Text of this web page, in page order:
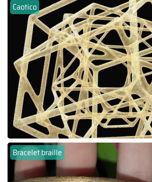
Caotico
Bracelet braille